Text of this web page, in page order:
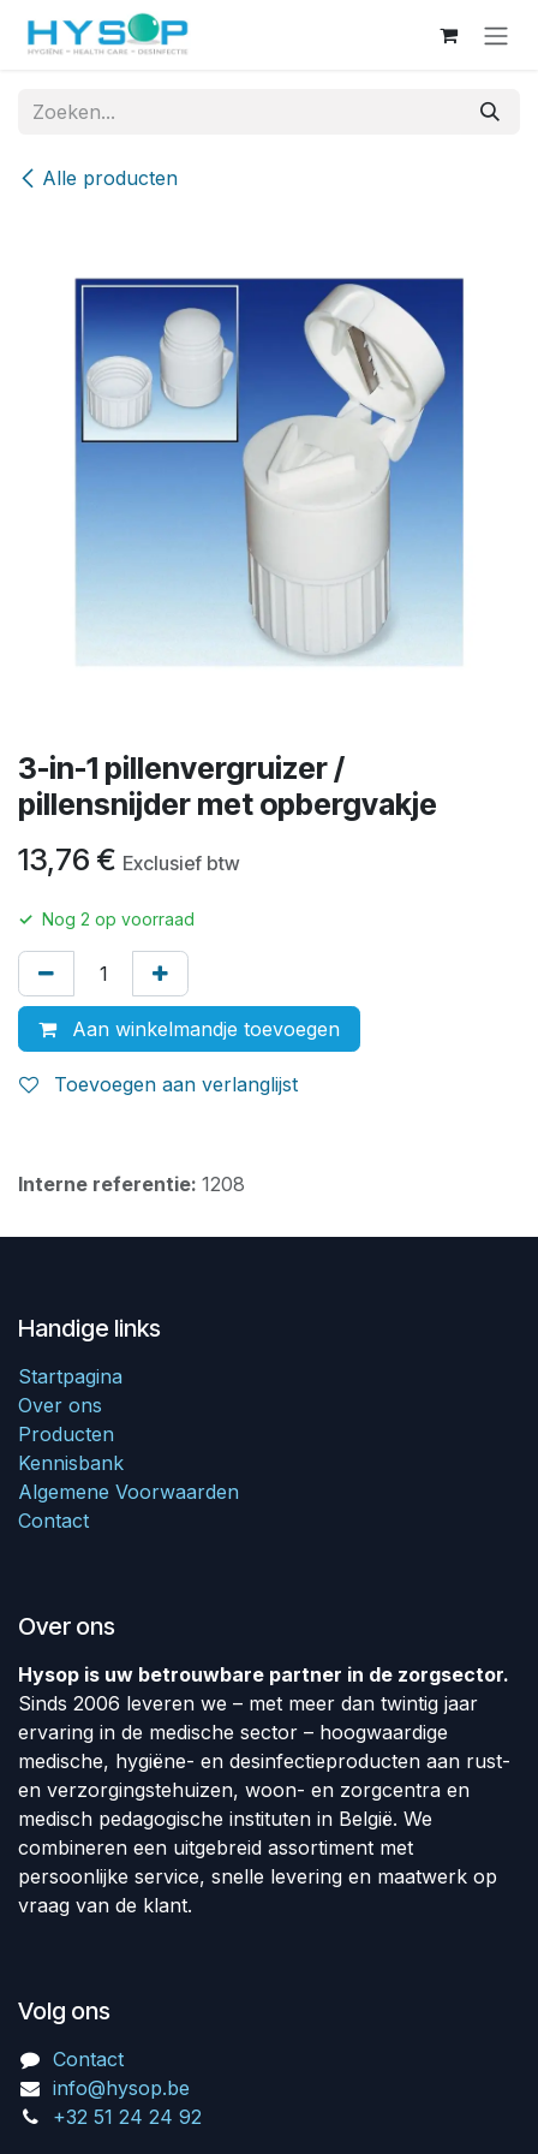
Overslaan naar inhoud
Alle producten
3-in-1 pillenvergruizer /
pillensnijder met opbergvakje
13,76 € Exclusief btw
✓ Nog 2 op voorraad
Aan winkelmandje toevoegen
Toevoegen aan verlanglijst
Interne referentie: 1208
Handige links
Startpagina
Over ons
Producten
Kennisbank
Algemene Voorwaarden
Contact
Over ons
Hysop is uw betrouwbare partner in de zorgsector.
Sinds 2006 leveren we – met meer dan twintig jaar
ervaring in de medische sector – hoogwaardige
medische, hygiëne- en desinfectieproducten aan rust-
en verzorgingstehuizen, woon- en zorgcentra en
medisch pedagogische instituten in België. We
combineren een uitgebreid assortiment met
persoonlijke service, snelle levering en maatwerk op
vraag van de klant.
Volg ons
Contact
info@hysop.be
+32 51 24 24 92